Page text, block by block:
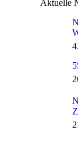
Aktuelle